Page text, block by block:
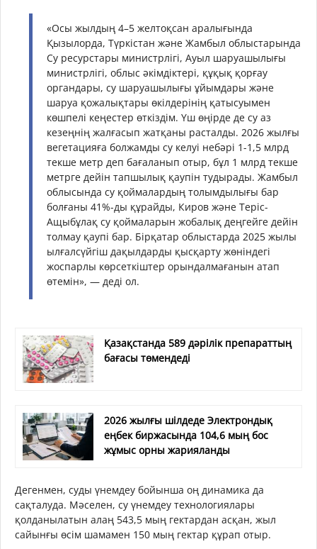
«Осы жылдың 4–5 желтоқсан аралығында
Қызылорда, Түркістан және Жамбыл облыстарында
Су ресурстары министрлігі, Ауыл шаруашылығы
министрлігі, облыс әкімдіктері, құқық қорғау
органдары, су шаруашылығы ұйымдары және
шаруа қожалықтары өкілдерінің қатысуымен
көшпелі кеңестер өткіздім. Үш өңірде де су аз
кезеңнің жалғасып жатқаны расталды. 2026 жылғы
вегетацияға болжамды су келуі небәрі 1-1,5 млрд
текше метр деп бағаланып отыр, бұл 1 млрд текше
метрге дейін тапшылық қаупін тудырады. Жамбыл
облысында су қоймалардың толымдылығы бар
болғаны 41%-ды құрайды, Киров және Теріс-
Ащыбұлақ су қоймаларын жобалық деңгейге дейін
толмау қаупі бар. Бірқатар облыстарда 2025 жылы
ылғалсүйгіш дақылдарды қысқарту жөніндегі
жоспарлы көрсеткіштер орындалмағанын атап
өтемін», — деді ол.
Қазақстанда 589 дәрілік препараттың
бағасы төмендеді
2026 жылғы шілдеде Электрондық
еңбек биржасында 104,6 мың бос
жұмыс орны жарияланды
Дегенмен, суды үнемдеу бойынша оң динамика да
сақталуда. Мәселен, су үнемдеу технологиялары
қолданылатын алаң 543,5 мың гектардан асқан, жыл
сайынғы өсім шамамен 150 мың гектар құрап отыр.